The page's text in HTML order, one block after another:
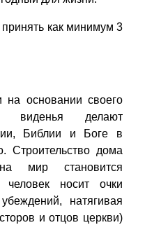
как минимум 3
основании своего
виденья делают
Библии и Боге в
Строительство дома
мир становится
носит очки
натягивая
и отцов церкви)